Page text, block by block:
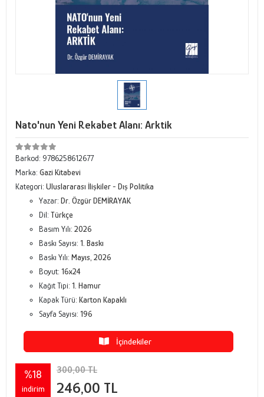
Nato'nun Yeni Rekabet Alanı: Arktik
Barkod: 9786258612677
Marka: Gazi Kitabevi
Kategori: Uluslararası İlişkiler - Dış Politika
Yazar: Dr. Özgür DEMİRAYAK
Dil: Türkçe
Basım Yılı: 2026
Baskı Sayısı: 1. Baskı
Baskı Yılı: Mayıs, 2026
Boyut: 16x24
Kağıt Tipi: 1. Hamur
Kapak Türü: Karton Kapaklı
Sayfa Sayısı: 196
İçindekiler
%18
indirim
300,00 TL
246,00 TL